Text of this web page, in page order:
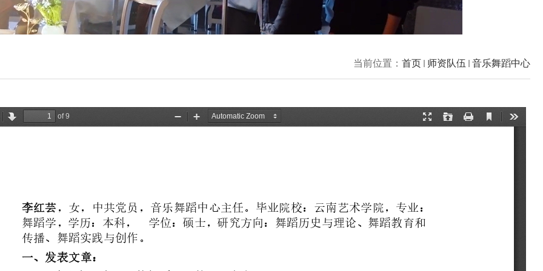
当前位置： 首页 师资队伍 音乐舞蹈中心